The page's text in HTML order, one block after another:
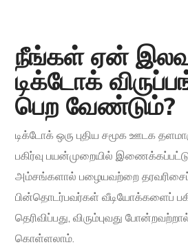
நீங்கள் ஏன்
டிக்டோக்
பெற வேண்டும்?
டிக்டோக் ஒரு புதிய சமூக ஊடக
பகிர்வு பயன்முறையில்
அம்சங்களால் பழையவற்றை
பின்தொடர்பவர்கள் வீடியோக்களைப்
தெரிவிப்பது, விரும்புவது
கொள்ளலாம்.